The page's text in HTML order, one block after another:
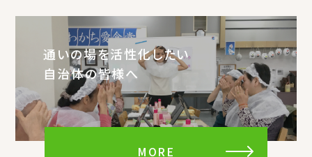
通いの場を活性化したい
自治体の皆様へ
MORE